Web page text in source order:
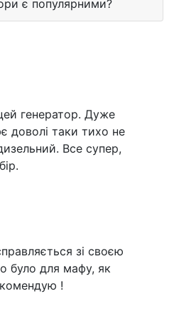
є популярними?
генератор. Дуже
доволі таки тихо не
Все супер,
зі своєю
було для мафу, як
!